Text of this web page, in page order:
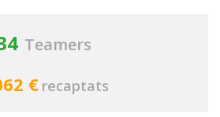
Teamers
€ recaptats